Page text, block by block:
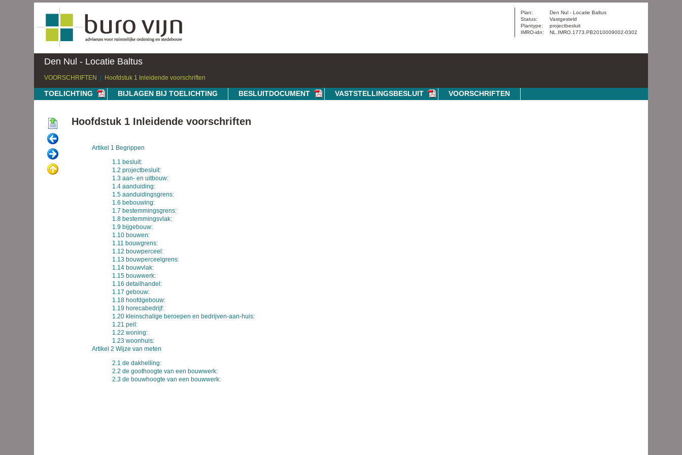
Den Nul - Locatie Baltus
VOORSCHRIFTEN Hoofdstuk 1 Inleidende voorschriften
Plan:
Den Nul - Locatie Baltus
Status:
Vastgesteld
Plantype:
projectbesluit
IMRO-idn:
NL.IMRO.1773.PB2010009002-0302
TOELICHTING BIJLAGEN BIJ TOELICHTING BESLUITDOCUMENT VASTSTELLINGSBESLUIT VOORSCHRIFTEN
Hoofdstuk 1 Inleidende voorschriften
Artikel 1 Begrippen
1.1 besluit:
1.2 projectbesluit:
1.3 aan- en uitbouw:
1.4 aanduiding:
1.5 aanduidingsgrens:
1.6 bebouwing:
1.7 bestemmingsgrens:
1.8 bestemmingsvlak:
1.9 bijgebouw:
1.10 bouwen:
1.11 bouwgrens:
1.12 bouwperceel:
1.13 bouwperceelgrens:
1.14 bouwvlak:
1.15 bouwwerk:
1.16 detailhandel:
1.17 gebouw:
1.18 hoofdgebouw:
1.19 horecabedrijf:
1.20 kleinschalige beroepen en bedrijven-aan-huis:
1.21 peil:
1.22 woning:
1.23 woonhuis:
Artikel 2 Wijze van meten
2.1 de dakhelling:
2.2 de goothoogte van een bouwwerk:
2.3 de bouwhoogte van een bouwwerk: